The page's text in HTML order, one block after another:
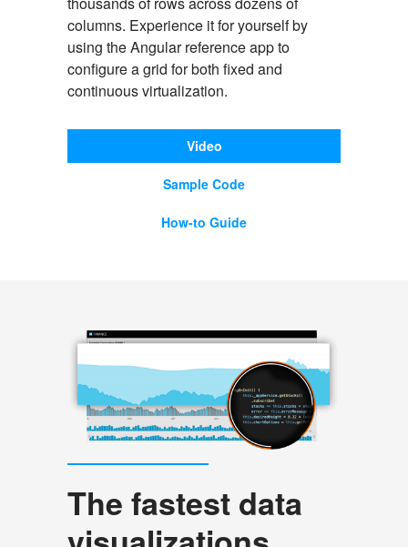
columns. Experience it for yourself by
using the Angular reference app to
configure a grid for both fixed and
continuous virtualization.
Video
Sample Code
How-to Guide
The fastest data